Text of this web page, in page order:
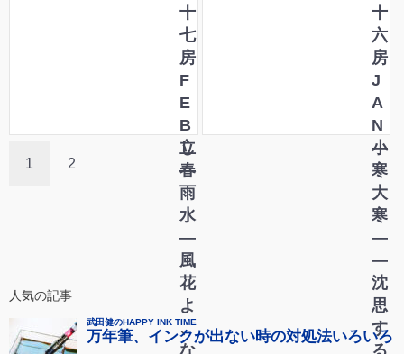
た
し
・
あ
た
ら
し
―
写
こ
と
は
じ
め
―
十
七
房
F
E
B
立
春
雨
水
―
風
花
よ
、
な
十
六
房
J
A
N
小
寒
大
寒
―
―
沈
思
す
る
1 2
人気の記事